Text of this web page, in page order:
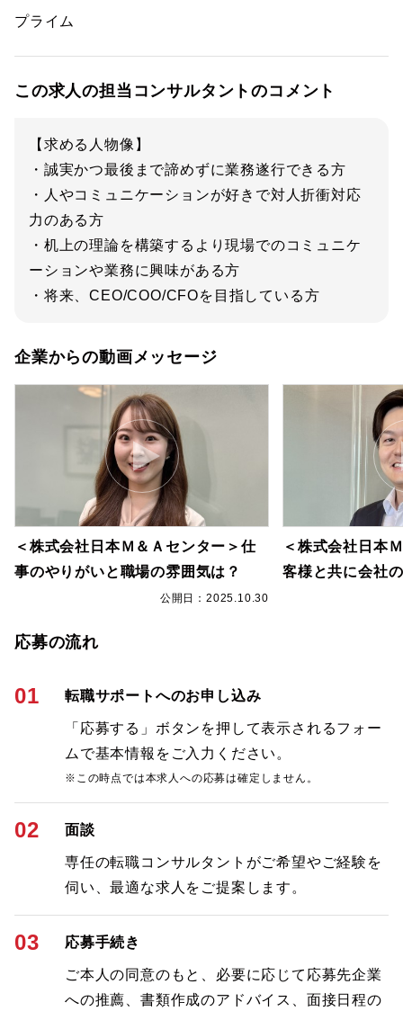
プライム
この求人の担当コンサルタントのコメント
【求める人物像】
・誠実かつ最後まで諦めずに業務遂行できる方
・人やコミュニケーションが好きで対人折衝対応
力のある方
・机上の理論を構築するより現場でのコミュニケ
ーションや業務に興味がある方
・将来、CEO/COO/CFOを目指している方
企業からの動画メッセージ
＜株式会社日本Ｍ＆Ａセンター＞仕
事のやりがいと職場の雰囲気は？
公開日：2025.10.30
＜株式会社日本
客様と共に会社
応募の流れ
01 転職サポートへのお申し込み
「応募する」ボタンを押して表示されるフォー
ムで基本情報をご入力ください。
※この時点では本求人への応募は確定しません。
02 面談
専任の転職コンサルタントがご希望やご経験を
伺い、最適な求人をご提案します。
03 応募手続き
ご本人の同意のもと、必要に応じて応募先企業
への推薦、書類作成のアドバイス、面接日程の